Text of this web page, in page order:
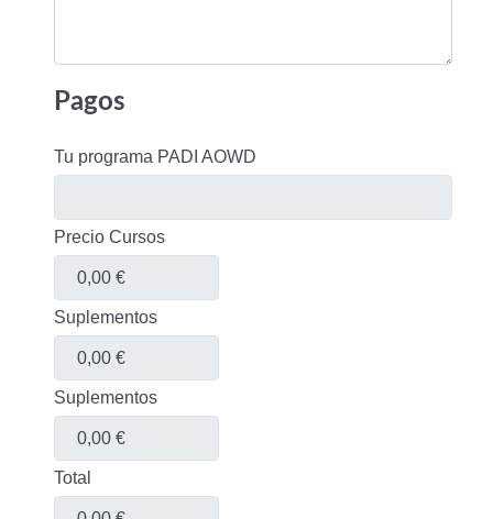
Pagos
Tu programa PADI AOWD
Precio Cursos
Suplementos
Suplementos
Total